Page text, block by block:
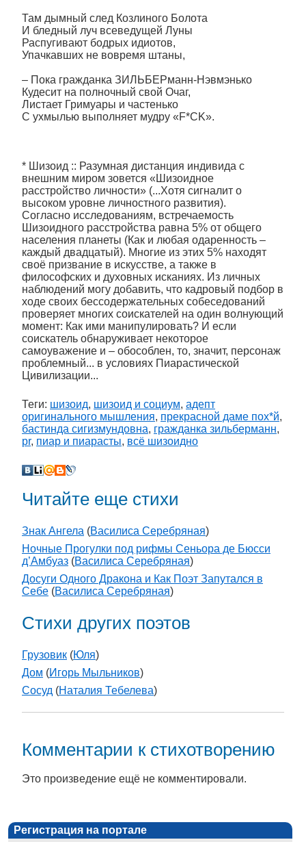
Там дымный след Козлиного Болота
И бледный луч всеведущей Луны
Распугивают бодрых идиотов,
Упачкавших не вовремя штаны,
– Пока гражданка ЗИЛЬБЕРманн-Нэвмэнько
Кудесит на полночный свой Очаг,
Листает Гримуары и частенько
С ухмылью выполняет мудру «F*CK».
* Шизоид :: Разумная дистанция индивида с
внешним миром зовется «Шизоидное
расстройство личности» (...Хотя сигналит о
высоком уровне личностного развития).
Согласно исследованиям, встречаемость
Шизоидного расстройства равна 5% от общего
населения планеты (Как и любая одаренность –
каждый двадцатый). Многие из этих 5% находят
своё призвание в искусстве, а также в
философских и духовных исканиях. Из личных
наблюдений могу добавить, что кадровый подбор в
ходе своих бессодержательных собеседований
проверяет многих соискателей на один волнующий
момент: Как ими манипулировать? И если
соискатель обнаруживает некоторое
самоуважение и – обособлен, то, значит, персонаж
проблемный... в условиях Пиарастической
Цивилизации...
Теги: шизоид, шизоид и социум, адепт
оригинального мышления, прекрасной даме пох*й,
бастинда сигизмундовна, гражданка зильберманн,
pr, пиар и пиарасты, всё шизоидно
Читайте еще стихи
Знак Ангела (Василиса Серебряная)
Ночные Прогулки под рифмы Сеньора де Бюсси
д’Амбуаз (Василиса Серебряная)
Досуги Одного Дракона и Как Поэт Запутался в
Себе (Василиса Серебряная)
Стихи других поэтов
Грузовик (Юля)
Дом (Игорь Мыльников)
Сосуд (Наталия Тебелева)
Комментарии к стихотворению
Это произведение ещё не комментировали.
Регистрация на портале